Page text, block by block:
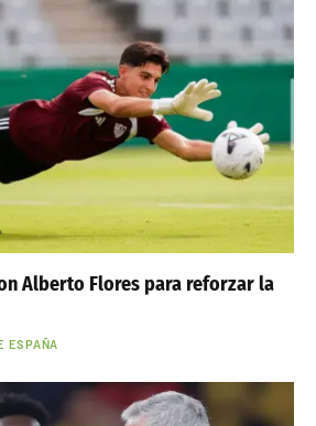
Alberto Flores para reforzar la
ESPAÑA